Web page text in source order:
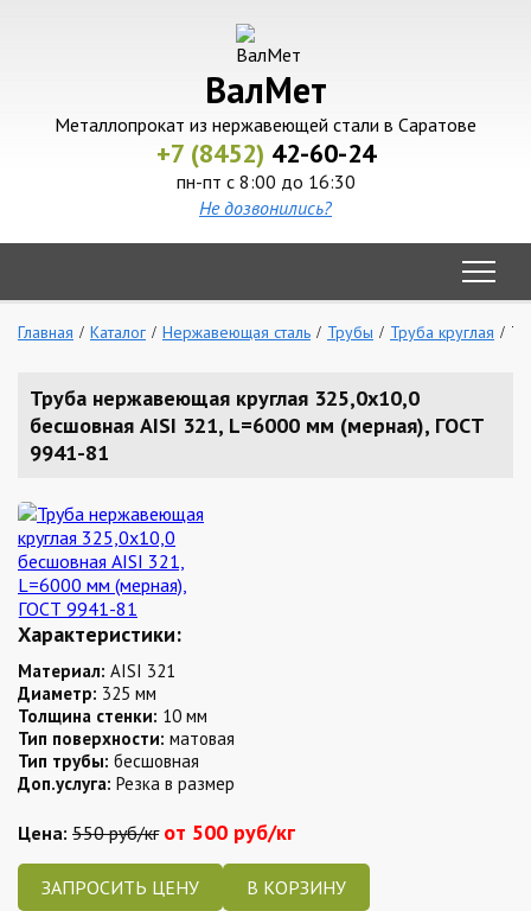
ВалМет
Металлопрокат из нержавеющей стали в Саратове
+7 (8452) 42-60-24
пн-пт с 8:00 до 16:30
Не дозвонились?
Главная Каталог Нержавеющая сталь Трубы Труба круглая
Труба нержавеющая круглая 325,0х10,0
бесшовная AISI 321, L=6000 мм (мерная), ГОСТ
9941-81
Характеристики:
Материал: AISI 321
Диаметр: 325 мм
Толщина стенки: 10 мм
Тип поверхности: матовая
Тип трубы: бесшовная
Доп.услуга: Резка в размер
Цена: 550 руб/кг от 500 руб/кг
ЗАПРОСИТЬ ЦЕНУ